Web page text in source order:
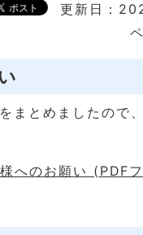
更新日：
まとめましたので
へのお願い (PDF